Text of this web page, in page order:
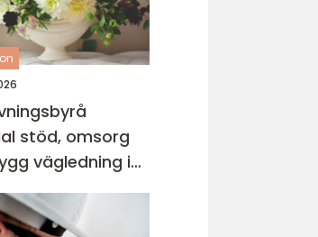
vägledning i
tid